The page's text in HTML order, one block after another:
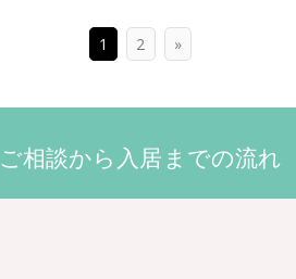
1 2 »
ご相談から入居までの流れ